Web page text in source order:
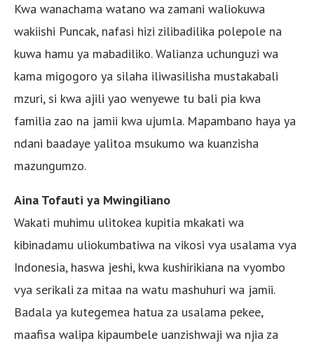
Kwa wanachama watano wa zamani waliokuwa
wakiishi Puncak, nafasi hizi zilibadilika polepole na
kuwa hamu ya mabadiliko. Walianza uchunguzi wa
kama migogoro ya silaha iliwasilisha mustakabali
mzuri, si kwa ajili yao wenyewe tu bali pia kwa
familia zao na jamii kwa ujumla. Mapambano haya ya
ndani baadaye yalitoa msukumo wa kuanzisha
mazungumzo.
Aina Tofauti ya Mwingiliano
Wakati muhimu ulitokea kupitia mkakati wa
kibinadamu uliokumbatiwa na vikosi vya usalama vya
Indonesia, haswa jeshi, kwa kushirikiana na vyombo
vya serikali za mitaa na watu mashuhuri wa jamii.
Badala ya kutegemea hatua za usalama pekee,
maafisa walipa kipaumbele uanzishwaji wa njia za